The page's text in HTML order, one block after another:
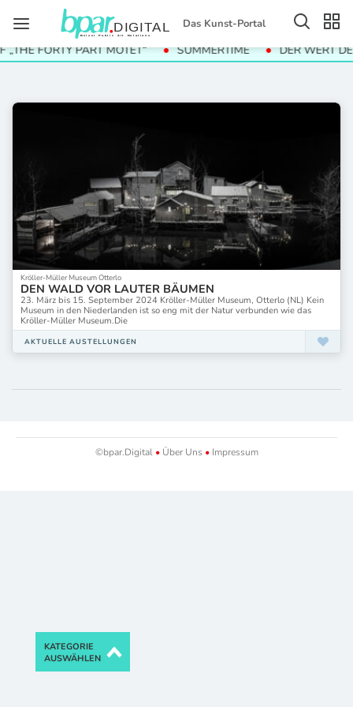
Das Kunst-Portal
FORTY PART MOTET“ SUMMERTIME DER WERT
Kröller-Müller Museum Otterlo
DEN WALD VOR LAUTER BÄUMEN
23. März bis 15. September 2024 Kröller-Müller Museum, Otterlo (NL) Kein
Museum in den Niederlanden ist so eng mit der Natur verbunden wie das
Kröller-Müller Museum.Die
AKTUELLE AUSTELLUNGEN
©bpar.Digital •Über Uns •Impressum
KATEGORIE
AUSWÄHLEN